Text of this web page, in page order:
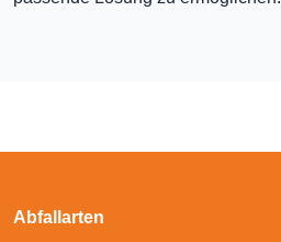
Abfallarten